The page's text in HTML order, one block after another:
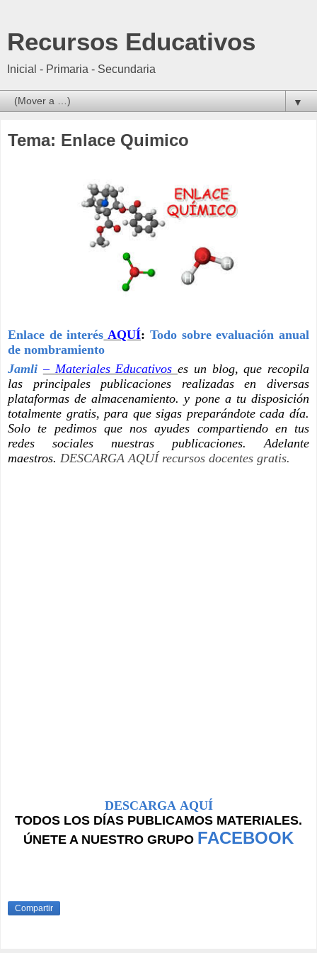
Recursos Educativos
Inicial - Primaria - Secundaria
▼
Tema: Enlace Quimico
Enlace de interés AQUÍ: Todo sobre evaluación anual
de nombramiento
Jamli – Materiales Educativos es un blog, que recopila
las principales publicaciones realizadas en diversas
plataformas de almacenamiento. y pone a tu disposición
totalmente gratis, para que sigas preparándote cada día.
Solo te pedimos que nos ayudes compartiendo en tus
redes sociales nuestras publicaciones. Adelante
maestros. DESCARGA AQUÍ recursos docentes gratis.
DESCARGA AQUÍ
TODOS LOS DÍAS PUBLICAMOS MATERIALES.
ÚNETE A NUESTRO GRUPO FACEBOOK
Compartir